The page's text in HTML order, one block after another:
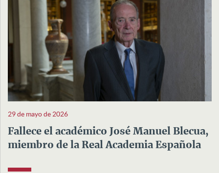
29 de mayo de 2026
Fallece el académico José Manuel Blecua,
miembro de la Real Academia Española